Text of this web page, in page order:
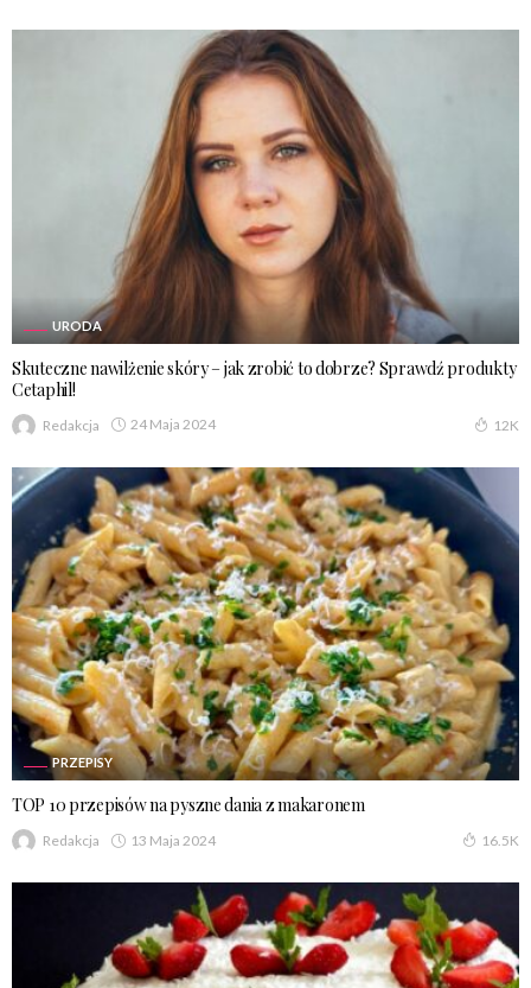
URODA
Skuteczne nawilżenie skóry – jak zrobić to dobrze? Sprawdź produkty
Cetaphil!
Redakcja 24 Maja 2024 12K
PRZEPISY
TOP 10 przepisów na pyszne dania z makaronem
Redakcja 13 Maja 2024 16.5K